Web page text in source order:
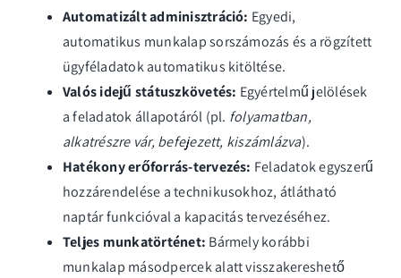
Automatizált adminisztráció: Egyedi,
automatikus munkalap sorszámozás és a rögzített
ügyféladatok automatikus kitöltése.
Valós idejű státuszkövetés: Egyértelmű jelölések
a feladatok állapotáról (pl. folyamatban,
alkatrészre vár, befejezett, kiszámlázva).
Hatékony erőforrás-tervezés: Feladatok egyszerű
hozzárendelése a technikusokhoz, átlátható
naptár funkcióval a kapacitás tervezéséhez.
Teljes munkatörténet: Bármely korábbi
munkalap másodpercek alatt visszakereshető